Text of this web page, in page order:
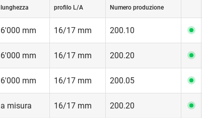
lunghezza profilo L/A Numero produzione
6'000 mm 16/17 mm 200.10
6'000 mm 16/17 mm 200.20
6'000 mm 16/17 mm 200.05
a misura 16/17 mm 200.20